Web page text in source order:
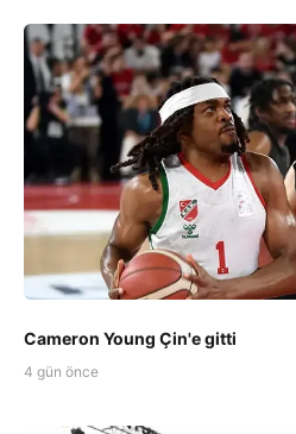
Cameron Young Çin'e gitti
4 gün önce